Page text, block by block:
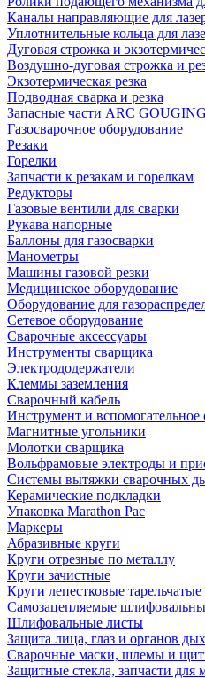
Каналы направляющие для
Уплотнительные кольца для
Дуговая строжка и
Воздушно-дуговая строжка и
Экзотермическая резка
Подводная сварка и резка
Запасные части ARC
Газосварочное оборудование
Резаки
Горелки
Запчасти к резакам и горелкам
Редукторы
Газовые вентили для сварки
Рукава напорные
Баллоны для газосварки
Манометры
Машины газовой резки
Медицинское оборудование
Оборудование для
Сетевое оборудование
Сварочные аксессуары
Инструменты сварщика
Электрододержатели
Клеммы заземления
Сварочный кабель
Инструмент и вспомогательное
Магнитные угольники
Молотки сварщика
Вольфрамовые электроды и
Системы вытяжки сварочных
Керамические подкладки
Упаковка Marathon Pac
Маркеры
Абразивные круги
Круги отрезные по металлу
Круги зачистные
Круги лепестковые тарельчатые
Самозацепляемые
Шлифовальные листы
Защита лица, глаз и органов
Сварочные маски, шлемы и
Защитные стекла, запчасти для